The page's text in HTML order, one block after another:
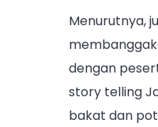
Menurutnya,
dengan
story telling
bakat dan